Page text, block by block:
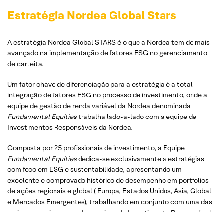
Estratégia Nordea Global Stars
A estratégia Nordea Global STARS é o que a Nordea tem de mais
avançado na implementação de fatores ESG no gerenciamento
de carteita.
Um fator chave de diferenciação para a estratégia é a total
integração de fatores ESG no processo de investimento, onde a
equipe de gestão de renda variável da Nordea denominada
Fundamental Equitiestrabalha lado-a-lado com a equipe de
Investimentos Responsáveis da Nordea.
Composta por 25 profissionais de investimento, a Equipe
Fundamental Equitiesdedica-se exclusivamente a estratégias
com foco em ESG e sustentabilidade, apresentando um
excelente e comprovado histórico de desempenho em portfolios
de ações regionais e global ( Europa, Estados Unidos, Asia, Global
e Mercados Emergentes), trabalhando em conjunto com uma das